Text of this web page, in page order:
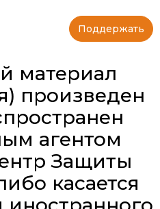
Поддержать
материал
произведен
агентом
Защиты
касается